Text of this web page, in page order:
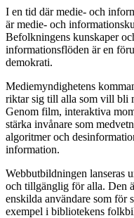
I en tid där medie- och
är medie- och
Befolkningens kunskaper
informationsflöden är en
demokrati.
Mediemyndighetens
riktar sig till alla som vill bli
Genom film, interaktiva
stärka invånare som
algoritmer och
information.
Webbutbildningen lanseras
och tillgänglig för alla. Den
enskilda användare som för
exempel i bibliotekens